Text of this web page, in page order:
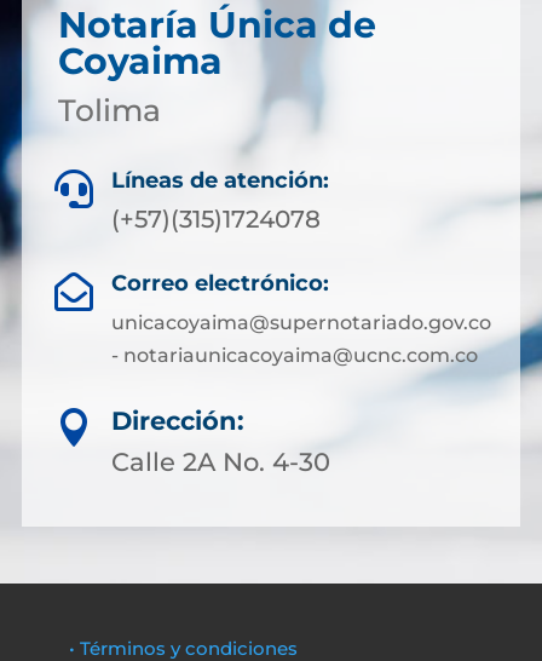
Notaría Única de
Coyaima
Tolima
 Líneas de atención:
(+57)(315)1724078
 Correo electrónico:
unicacoyaima@supernotariado.gov.co
- notariaunicacoyaima@ucnc.com.co

Dirección:
Calle 2A No. 4-30
• Términos y condiciones